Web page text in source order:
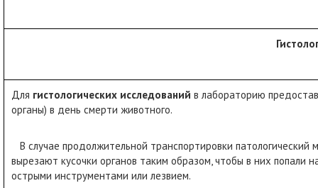
Для гистологических исследований в лабораторию
органы) в день смерти животного.
В случае продолжительной транспортировки
вырезают кусочки органов таким образом, чтобы в них
острыми инструментами или лезвием.